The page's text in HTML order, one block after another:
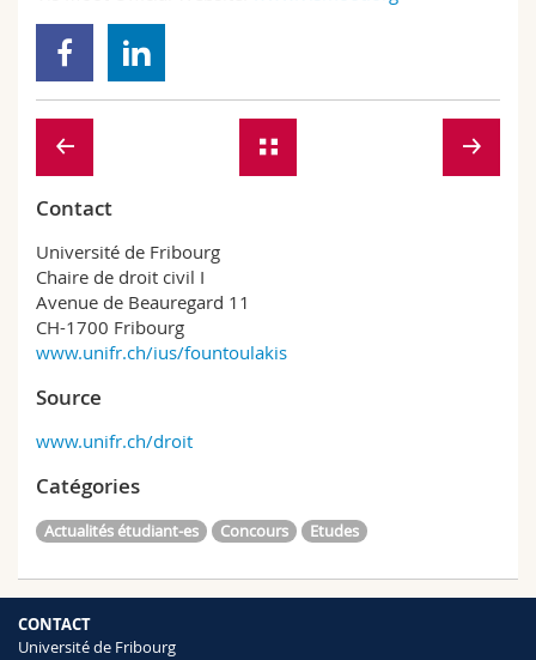
Contact
Université de Fribourg
Chaire de droit civil I
Avenue de Beauregard 11
CH-1700 Fribourg
www.unifr.ch/ius/fountoulakis
Source
www.unifr.ch/droit
Catégories
Actualités étudiant-es Concours Etudes
CONTACT
Université de Fribourg